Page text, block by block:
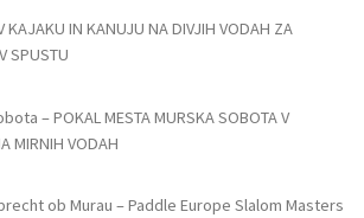
IN KANUJU NA DIVJIH VODAH ZA
SPUSTU
– POKAL MESTA MURSKA SOBOTA V
MIRNIH VODAH
ob Murau – Paddle Europe Slalom Masters